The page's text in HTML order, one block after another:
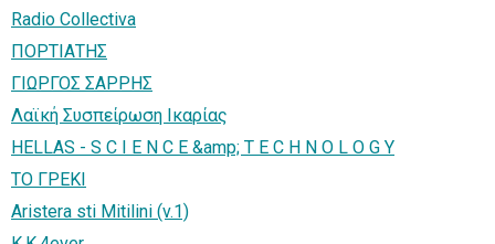
Radio Collectiva
ΠΟΡΤΙΑΤΗΣ
ΓΙΩΡΓΟΣ ΣΑΡΡΗΣ
Λαϊκή Συσπείρωση Ικαρίας
HELLAS - S C I E N C E &amp; T E C H N O L O G Y
ΤΟ ΓΡΕΚΙ
Aristera sti Mitilini (v.1)